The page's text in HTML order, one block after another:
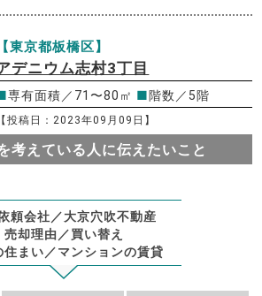
【東京都板橋区】
デニウム志村3丁目
専有面積／71〜80㎡ ■階数／5階
【投稿日：2023年09月09日】
考えている人に伝えたいこと
頼会社／大京穴吹不動産
売却理由／買い替え
住まい／マンションの賃貸